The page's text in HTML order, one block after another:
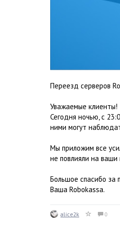
Переезд серверов
Уважаемые клиенты!
Сегодня ночью, с
ними могут
Мы приложим все
не повлияли на
Большое спасибо за
Ваша Robokassa.
alice2k 0